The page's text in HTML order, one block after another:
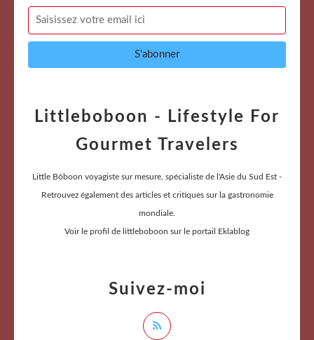
Littleboboon - Lifestyle For
Gourmet Travelers
Little Bôboon voyagiste sur mesure, spécialiste de l'Asie du Sud Est -
Retrouvez également des articles et critiques sur la gastronomie
mondiale.
Voir le profil de littleboboon sur le portail Eklablog
Suivez-moi